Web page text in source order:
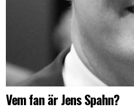
Vem fan är Jens Spahn?